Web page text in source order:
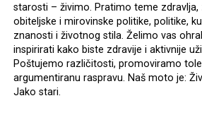
starosti – živimo. Pratimo teme zdravlja,
obiteljske i mirovinske politike, politike,
znanosti i životnog stila. Želimo vas
inspirirati kako biste zdravije i aktivnije
Poštujemo različitosti, promoviramo
argumentiranu raspravu. Naš moto je:
Jako stari.